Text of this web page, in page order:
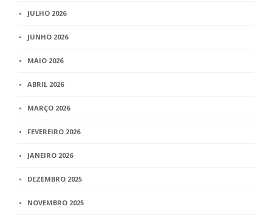
JULHO 2026
JUNHO 2026
MAIO 2026
ABRIL 2026
MARÇO 2026
FEVEREIRO 2026
JANEIRO 2026
DEZEMBRO 2025
NOVEMBRO 2025